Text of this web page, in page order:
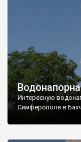
Интересную
Симферополя в